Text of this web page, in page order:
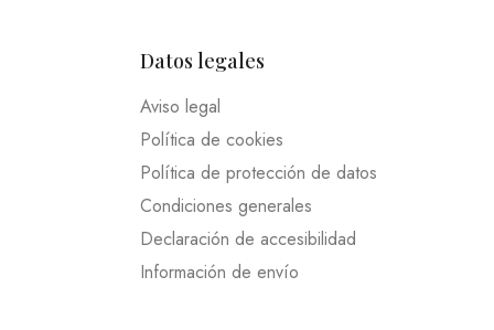
Datos legales
Aviso legal
Política de cookies
Política de protección de datos
Condiciones generales
Declaración de accesibilidad
Información de envío